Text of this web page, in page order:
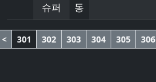
슈퍼
동
< 301 302 303 304 305 306